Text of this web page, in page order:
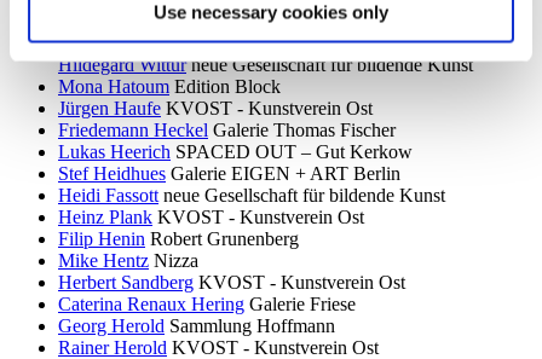
Use necessary cookies only
KVOST - Kunstverein Ost
Harald Krainer, Lutz Marx, Herbert Meyer, Veronika Patzuda,
Hildegard Wittur neue Gesellschaft für bildende Kunst
Mona Hatoum Edition Block
Jürgen Haufe KVOST - Kunstverein Ost
Friedemann Heckel Galerie Thomas Fischer
Lukas Heerich SPACED OUT – Gut Kerkow
Stef Heidhues Galerie EIGEN + ART Berlin
Heidi Fassott neue Gesellschaft für bildende Kunst
Heinz Plank KVOST - Kunstverein Ost
Filip Henin Robert Grunenberg
Mike Hentz Nizza
Herbert Sandberg KVOST - Kunstverein Ost
Caterina Renaux Hering Galerie Friese
Georg Herold Sammlung Hoffmann
Rainer Herold KVOST - Kunstverein Ost